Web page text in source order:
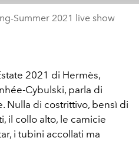
Summer 2021 live show
2021 di Hermès,
Cybulski, parla di
Nulla di costrittivo, bensì di
il collo alto, le camicie
i tubini accollati ma